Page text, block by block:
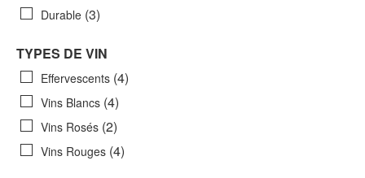
Durable (3)
TYPES DE VIN
Effervescents (4)
Vins Blancs (4)
Vins Rosés (2)
Vins Rouges (4)